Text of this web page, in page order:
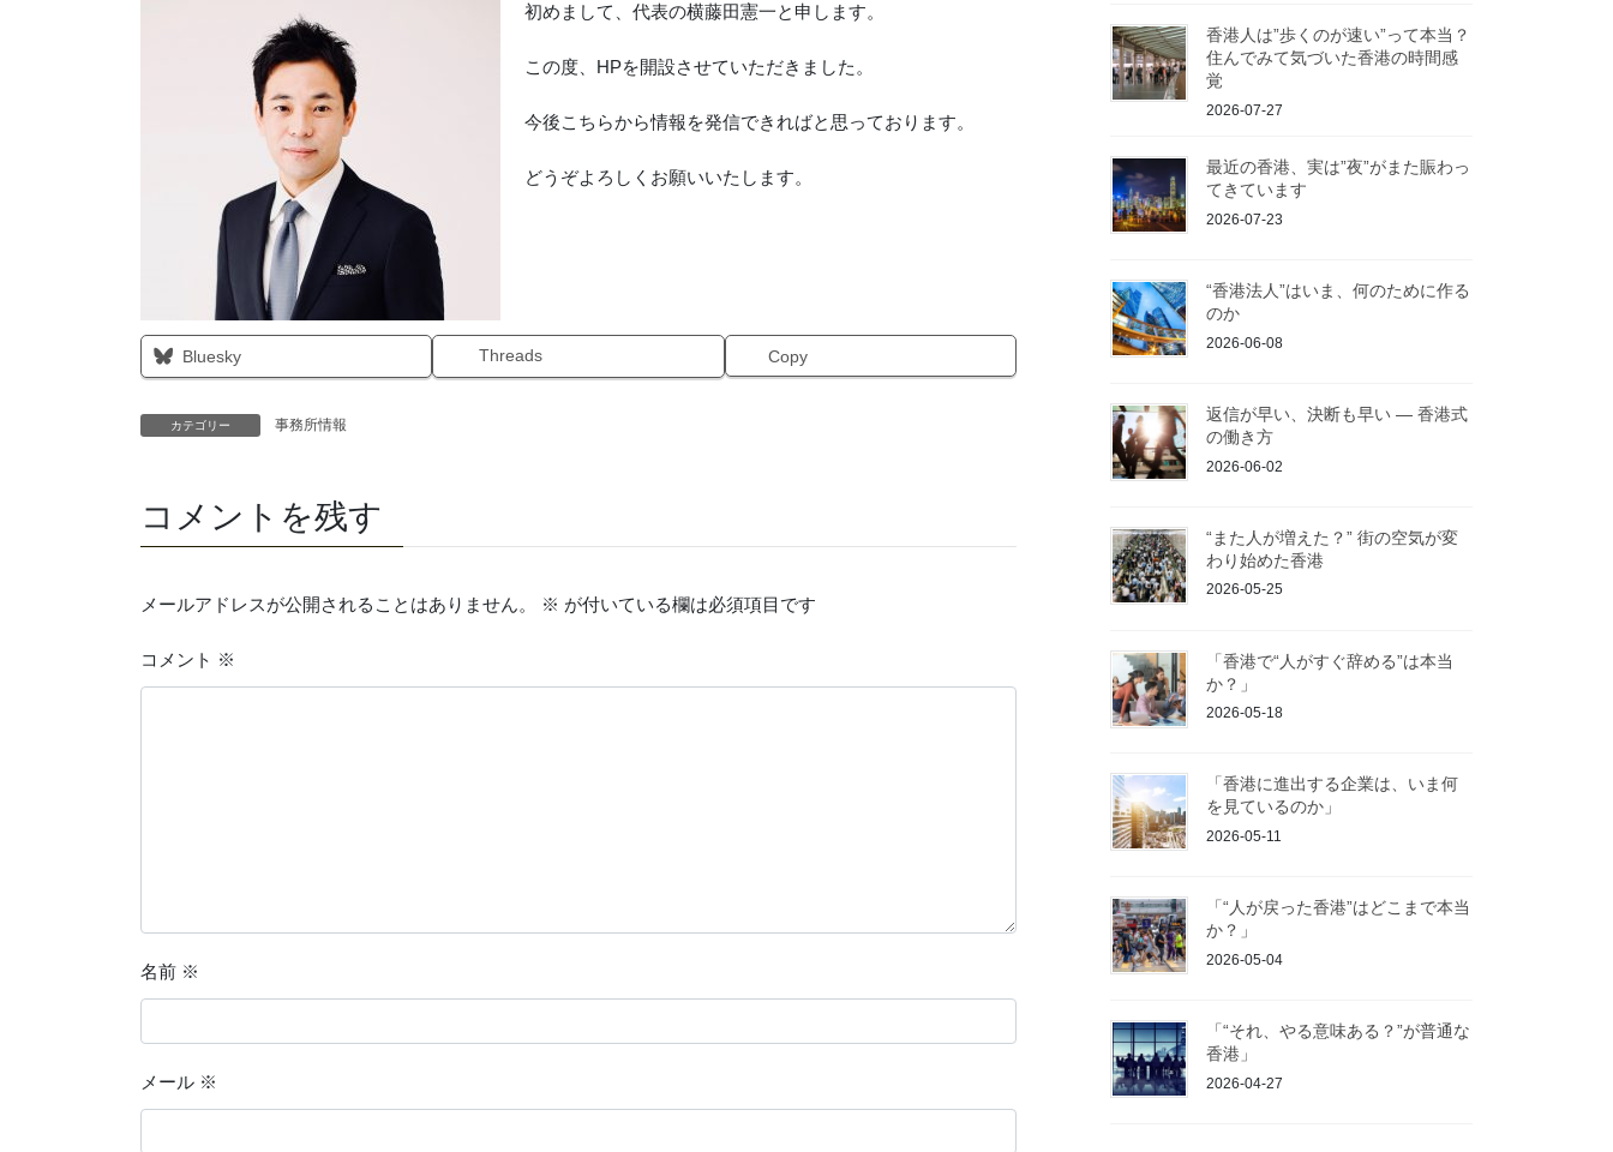
初めまして、代表の横藤田憲一と申します。
この度、HPを開設させていただきました。
今後こちらから情報を発信できればと思っております。
どうぞよろしくお願いいたします。
Bluesky Threads Copy
カテゴリー 事務所情報
コメントを残す
メールアドレスが公開されることはありません。 ※ が付いている欄は必須項目です
コメント ※
名前 ※
メール ※
香港人は”歩くのが速い”って本当？
住んでみて気づいた香港の時間感
覚
2026-07-27
最近の香港、実は”夜”がまた賑わっ
てきています
2026-07-23
“香港法人”はいま、何のために作る
のか
2026-06-08
返信が早い、決断も早い ― 香港式
の働き方
2026-06-02
“また人が増えた？” 街の空気が変
わり始めた香港
2026-05-25
「香港で“人がすぐ辞める”は本当
か？」
2026-05-18
「香港に進出する企業は、いま何
を見ているのか」
2026-05-11
「“人が戻った香港”はどこまで本当
か？」
2026-05-04
「“それ、やる意味ある？”が普通な
香港」
2026-04-27